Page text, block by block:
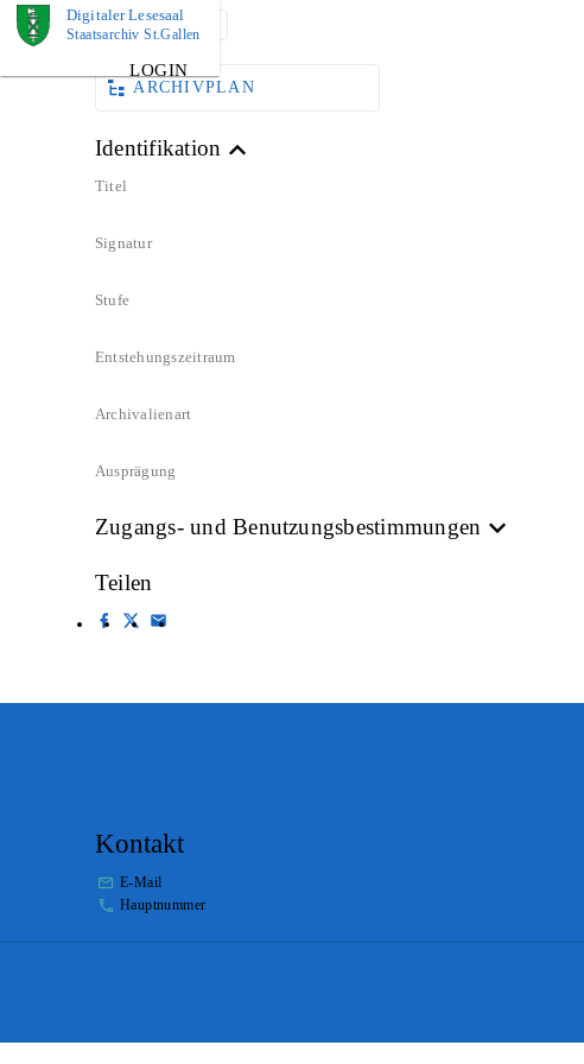
Digitaler Lesesaal
Staatsarchiv St.Gallen
LOGIN
DOKUMENT
ARCHIVPLAN
Identifikation
Titel
Signatur
Stufe
Entstehungszeitraum
Archivalienart
Ausprägung
Zugangs- und Benutzungsbestimmungen
Teilen
Kontakt
E-Mail
Hauptnummer